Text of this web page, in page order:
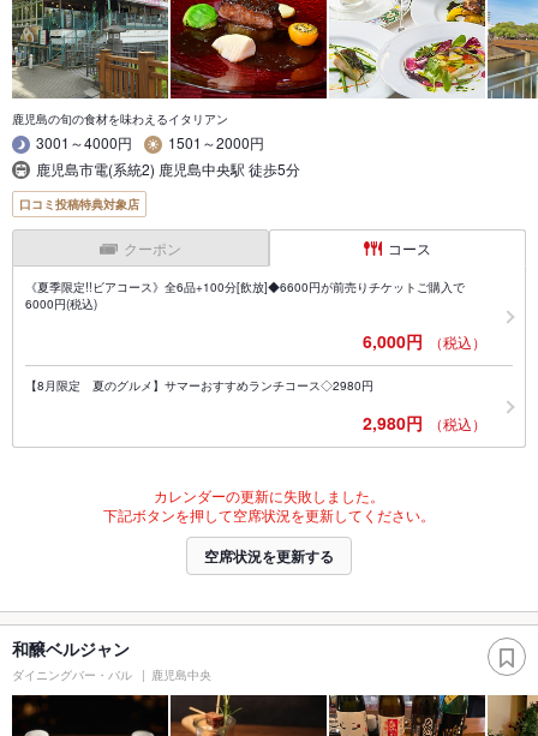
鹿児島の旬の食材を味わえるイタリアン
3001～4000円
1501～2000円
鹿児島市電(系統2) 鹿児島中央駅 徒歩5分
口コミ投稿特典対象店
クーポン コース
《夏季限定!!ビアコース》全6品+100分[飲放]◆6600円が前売りチケットご購入で
6000円(税込)
6,000円 （税込）
【8月限定 夏のグルメ】サマーおすすめランチコース◇2980円
2,980円 （税込）
カレンダーの更新に失敗しました。
下記ボタンを押して空席状況を更新してください。
空席状況を更新する
和醸ベルジャン
ダイニングバー・バル 鹿児島中央